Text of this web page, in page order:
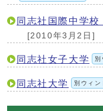
同志社国際中学校
[2010年3月2日]
同志社女子大学 別
同志社大学 別ウィン